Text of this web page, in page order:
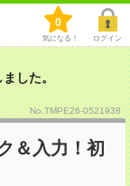
0
気になる！ ログイン
した。
No.TMPE26-0521938
＆入力！初